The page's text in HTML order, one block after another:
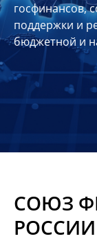
Участники
Планы
отчеты
Контакты
Материалы
госфинансов,
поддержки и
бюджетной и
СОЮЗ
РОССИИ